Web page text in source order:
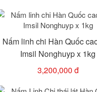
Nấm linh chi Hàn Quốc
Imsil Nonghuyp x 1kg
3,200,000 đ